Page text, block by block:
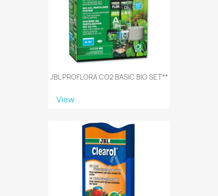
JBL PROFLORA CO2 BASIC BIO SET**
View